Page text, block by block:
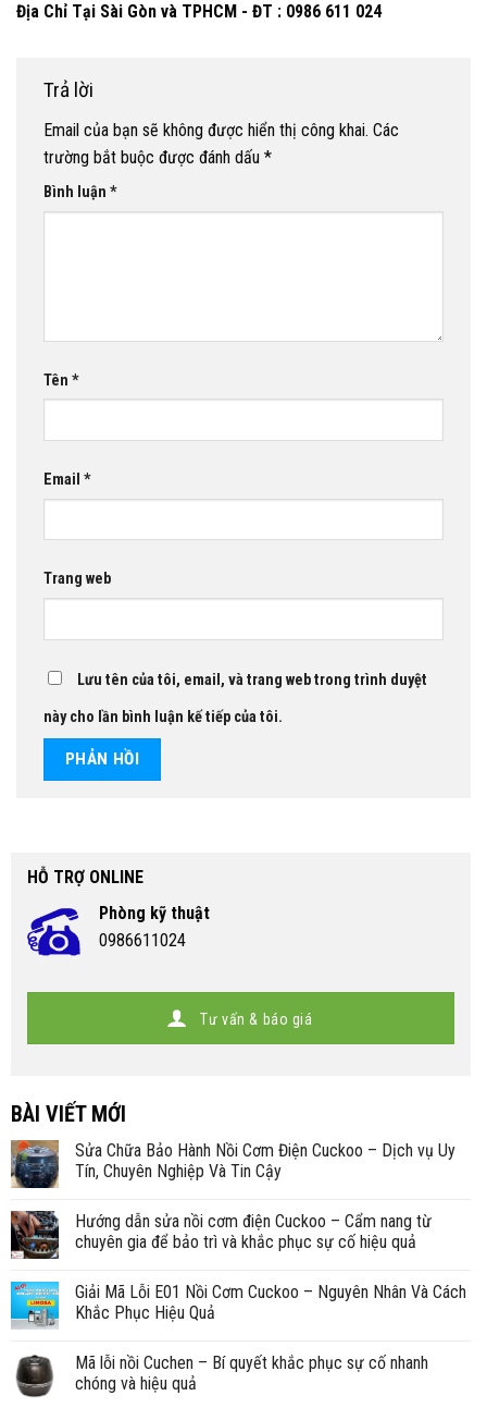
Địa Chỉ Tại Sài Gòn và TPHCM - ĐT : 0986 611 024
Trả lời
Email của bạn sẽ không được hiển thị công khai. Các
trường bắt buộc được đánh dấu *
Bình luận *
Tên *
Email *
Trang web
Lưu tên của tôi, email, và trang web trong trình duyệt
này cho lần bình luận kế tiếp của tôi.
HỖ TRỢ ONLINE
Phòng kỹ thuật
0986611024
Tư vấn & báo giá
BÀI VIẾT MỚI
Sửa Chữa Bảo Hành Nồi Cơm Điện Cuckoo – Dịch vụ Uy
Tín, Chuyên Nghiệp Và Tin Cậy
Hướng dẫn sửa nồi cơm điện Cuckoo – Cẩm nang từ
chuyên gia để bảo trì và khắc phục sự cố hiệu quả
Giải Mã Lỗi E01 Nồi Cơm Cuckoo – Nguyên Nhân Và Cách
Khắc Phục Hiệu Quả
Mã lỗi nồi Cuchen – Bí quyết khắc phục sự cố nhanh
chóng và hiệu quả